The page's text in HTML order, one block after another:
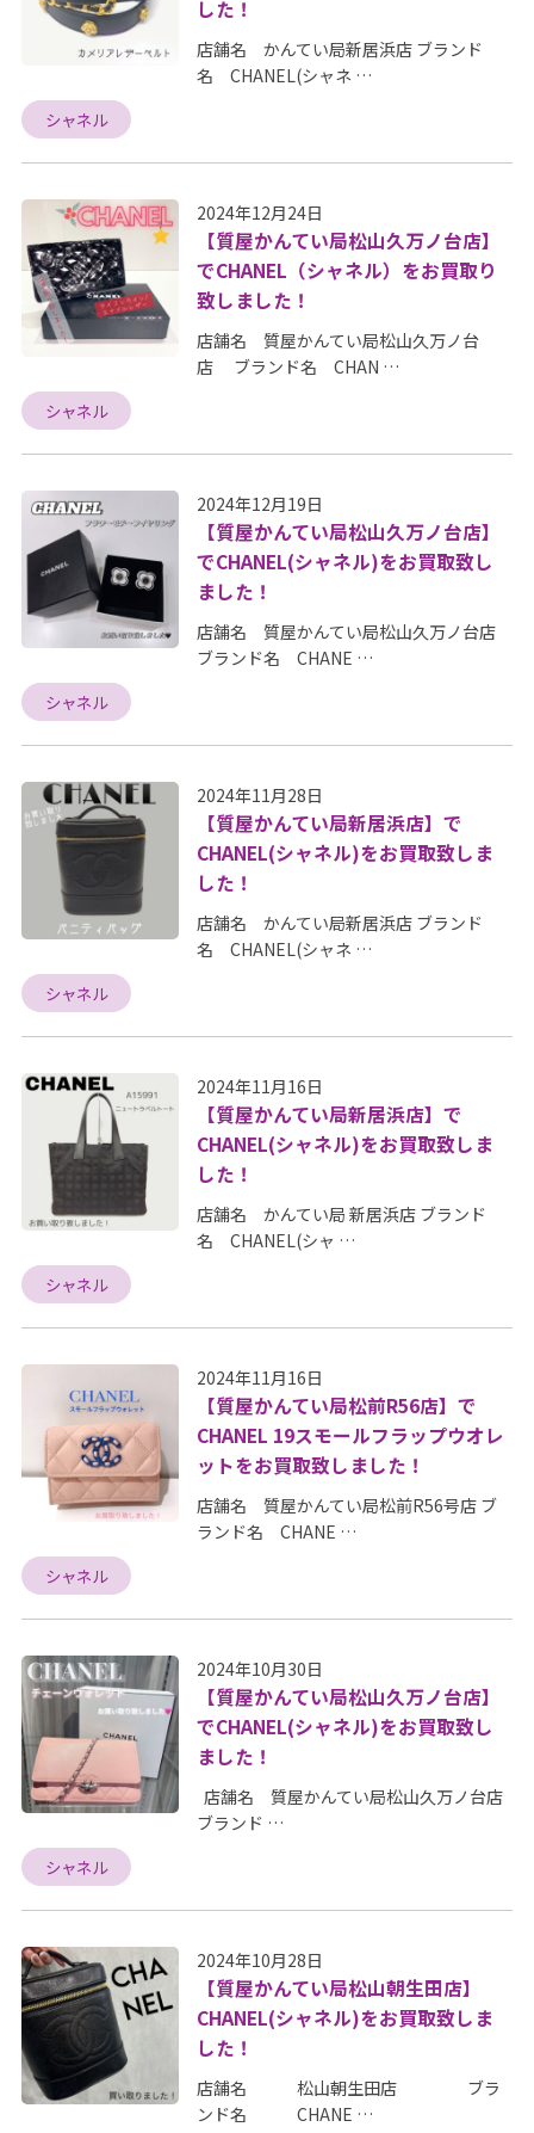
した！
店舗名 かんてい局新居浜店 ブランド
名 CHANEL(シャネ …
シャネル
2024年12月24日
【質屋かんてい局松山久万ノ台店】
でCHANEL（シャネル）をお買取り
致しました！
店舗名 質屋かんてい局松山久万ノ台
店 ブランド名 CHAN …
シャネル
2024年12月19日
【質屋かんてい局松山久万ノ台店】
でCHANEL(シャネル)をお買取致し
ました！
店舗名 質屋かんてい局松山久万ノ台店
ブランド名 CHANE …
シャネル
2024年11月28日
【質屋かんてい局新居浜店】で
CHANEL(シャネル)をお買取致しま
した！
店舗名 かんてい局新居浜店 ブランド
名 CHANEL(シャネ …
シャネル
2024年11月16日
【質屋かんてい局新居浜店】で
CHANEL(シャネル)をお買取致しま
した！
店舗名 かんてい局 新居浜店 ブランド
名 CHANEL(シャ …
シャネル
2024年11月16日
【質屋かんてい局松前R56店】で
CHANEL 19スモールフラップウオレ
ットをお買取致しました！
店舗名 質屋かんてい局松前R56号店 ブ
ランド名 CHANE …
シャネル
2024年10月30日
【質屋かんてい局松山久万ノ台店】
でCHANEL(シャネル)をお買取致し
ました！
店舗名 質屋かんてい局松山久万ノ台店
ブランド …
シャネル
2024年10月28日
【質屋かんてい局松山朝生田店】
CHANEL(シャネル)をお買取致しま
した！
店舗名 松山朝生田店 ブラ
ンド名 CHANE …